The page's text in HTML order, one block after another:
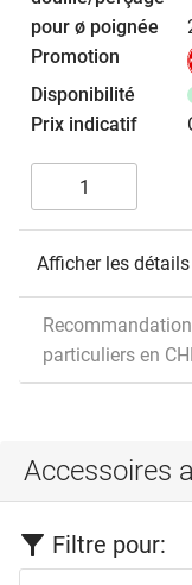
Afficher les détails
particuliers en
Accessoires
Filtre pour: